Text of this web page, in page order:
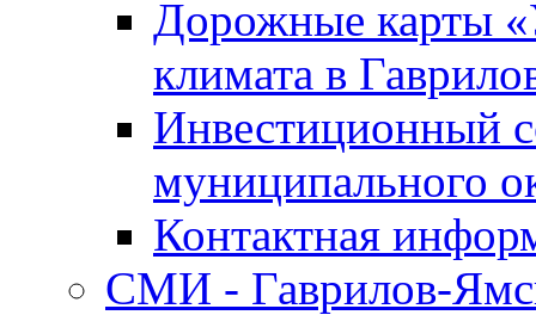
Дорожные карты
климата в
Инвестиционный
муниципального
Контактная
СМИ - Гаврилов-